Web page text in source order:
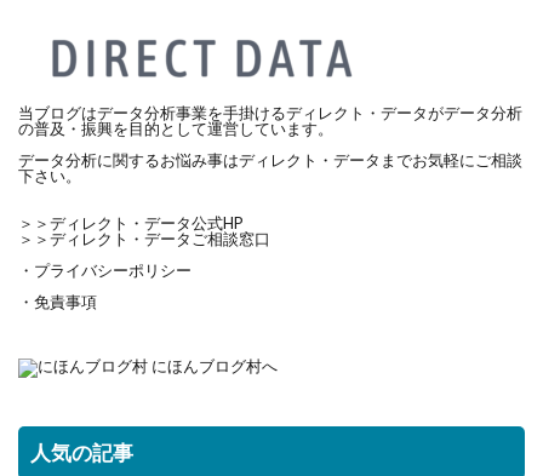
当ブログはデータ分析事業を手掛けるディレクト・データがデータ分析
の普及・振興を目的として運営しています。
データ分析に関するお悩み事はディレクト・データまでお気軽にご相談
下さい。
＞＞ディレクト・データ公式HP
＞＞ディレクト・データご相談窓口
・プライバシーポリシー
・免責事項
人気の記事